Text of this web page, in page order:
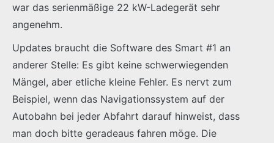
war das serienmäßige 22 kW-Ladegerät sehr
angenehm.
Updates braucht die Software des Smart #1 an
anderer Stelle: Es gibt keine schwerwiegenden
Mängel, aber etliche kleine Fehler. Es nervt zum
Beispiel, wenn das Navigationssystem auf der
Autobahn bei jeder Abfahrt darauf hinweist, dass
man doch bitte geradeaus fahren möge. Die